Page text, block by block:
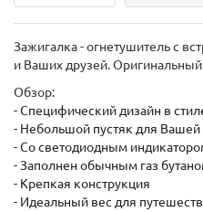
Зажигалка - огнетушитель с
и Ваших друзей.
Обзор:
- Специфический дизайн в
- Небольшой пустяк для
- Со светодиодным
- Заполнен обычным газ
- Крепкая конструкция
- Идеальный вес для